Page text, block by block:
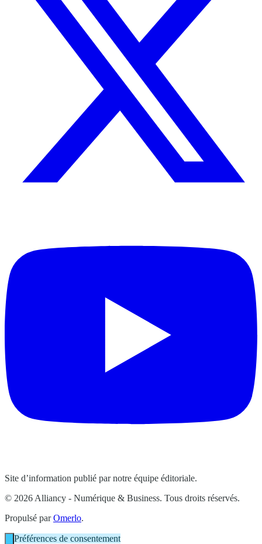
Site d’information publié par notre équipe éditoriale.
© 2026 Alliancy - Numérique & Business. Tous droits réservés.
Propulsé parOmerlo.
Préférences de consentement